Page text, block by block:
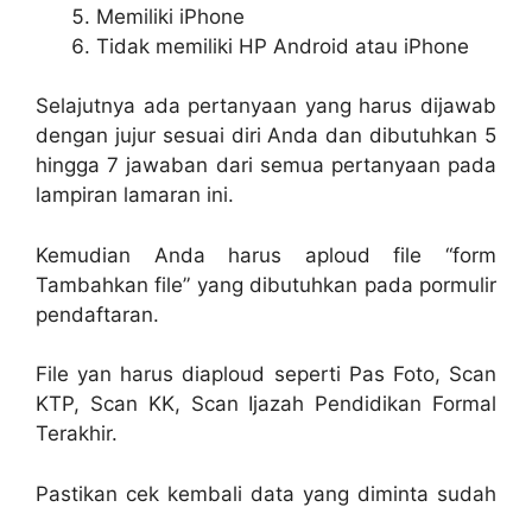
Memiliki iPhone
Tidak memiliki HP Android atau iPhone
Selajutnya ada pertanyaan yang harus dijawab
dengan jujur sesuai diri Anda dan dibutuhkan 5
hingga 7 jawaban dari semua pertanyaan pada
lampiran lamaran ini.
Kemudian Anda harus aploud file “form
Tambahkan file” yang dibutuhkan pada pormulir
pendaftaran.
File yan harus diaploud seperti Pas Foto, Scan
KTP, Scan KK, Scan Ijazah Pendidikan Formal
Terakhir.
Pastikan cek kembali data yang diminta sudah